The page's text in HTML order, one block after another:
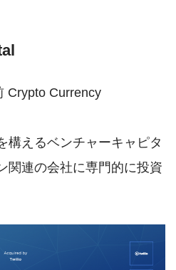
Crypto Currency
構えるベンチャーキャピタ
関連の会社に専門的に投資